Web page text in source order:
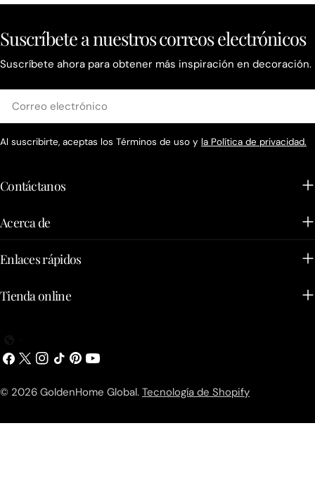
Suscríbete a nuestros correos electrónicos
Suscríbete ahora para obtener más inspiración en decoración.
electrónico
Al suscribirte, aceptas los Términos de uso y la Política de privacidad.
Contáctanos
Acerca de
Enlaces rápidos
Tienda online
Facebook
X
Instagram
TikTokPinterest
YouTube
© 2026 GoldenHome Global. Tecnología de Shopify